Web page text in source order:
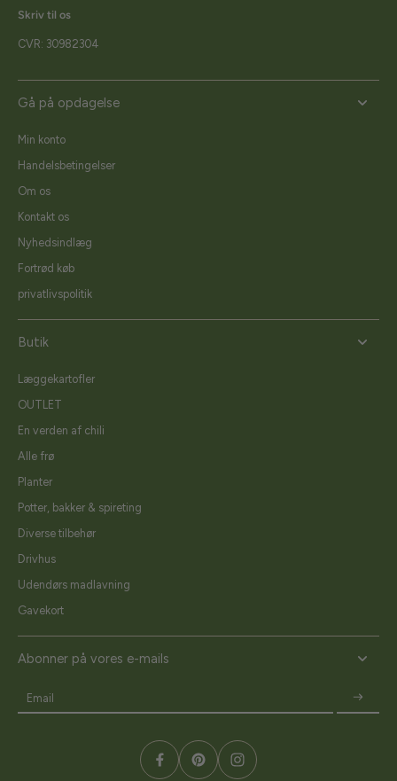
Skriv til os
CVR: 30982304
Gå på opdagelse
Min konto
Handelsbetingelser
Om os
Kontakt os
Nyhedsindlæg
Fortrød køb
privatlivspolitik
Butik
Læggekartofler
OUTLET
En verden af chili
Alle frø
Planter
Potter, bakker & spireting
Diverse tilbehør
Drivhus
Udendørs madlavning
Gavekort
Abonner på vores e-mails
Email